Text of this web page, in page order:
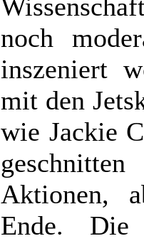
noch
inszeniert
mit den
wie Jackie
Aktionen,
Ende. Die